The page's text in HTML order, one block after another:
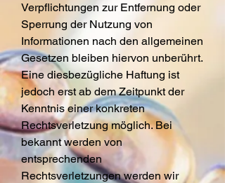
Verpflichtungen zur Entfernung oder
Sperrung der Nutzung von
Informationen nach den allgemeinen
Gesetzen bleiben hiervon unberührt.
Eine diesbezügliche Haftung ist
jedoch erst ab dem Zeitpunkt der
Kenntnis einer konkreten
Rechtsverletzung möglich. Bei
bekannt werden von
entsprechenden
Rechtsverletzungen werden wir